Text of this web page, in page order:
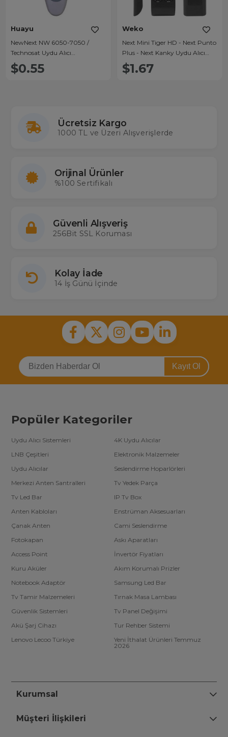
Huayu
NewNext NW 6050-7050 /
Technosat Uydu Alıcı
Kumandası
$0.55
Weko
Next Mini Tiger HD - Next Punto
Plus - Next Kanky Uydu Alıcı
Kumandası
$1.67
Ücretsiz Kargo
1000 TL ve Üzeri Alışverişlerde
Orijinal Ürünler
%100 Sertifikalı
Güvenli Alışveriş
256Bit SSL Koruması
Kolay İade
14 İş Günü İçinde
Kayıt Ol
Popüler Kategoriler
Uydu Alıcı Sistemleri
4K Uydu Alıcılar
LNB Çeşitleri
Elektronik Malzemeler
Uydu Alıcılar
Seslendirme Hoparlörleri
Merkezi Anten Santralleri
Tv Yedek Parça
Tv Led Bar
IP Tv Box
Anten Kabloları
Enstrüman Aksesuarları
Çanak Anten
Cami Seslendirme
Fotokapan
Askı Aparatları
Access Point
İnvertör Fiyatları
Kuru Aküler
Akım Korumalı Prizler
Notebook Adaptör
Samsung Led Bar
Tv Tamir Malzemeleri
Tırnak Masa Lambası
Güvenlik Sistemleri
Tv Panel Değişimi
Akü Şarj Cihazı
Tur Rehber Sistemi
Lenovo Lecoo Türkiye
Yeni İthalat Ürünleri Temmuz
2026
Kurumsal
Müşteri İlişkileri